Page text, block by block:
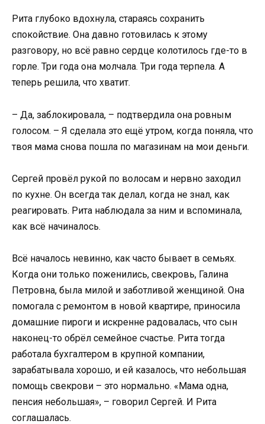
Рита глубоко вдохнула, стараясь сохранить
спокойствие. Она давно готовилась к этому
разговору, но всё равно сердце колотилось где-то в
горле. Три года она молчала. Три года терпела. А
теперь решила, что хватит.
– Да, заблокировала, – подтвердила она ровным
голосом. – Я сделала это ещё утром, когда поняла, что
твоя мама снова пошла по магазинам на мои деньги.
Сергей провёл рукой по волосам и нервно заходил
по кухне. Он всегда так делал, когда не знал, как
реагировать. Рита наблюдала за ним и вспоминала,
как всё начиналось.
Всё началось невинно, как часто бывает в семьях.
Когда они только поженились, свекровь, Галина
Петровна, была милой и заботливой женщиной. Она
помогала с ремонтом в новой квартире, приносила
домашние пироги и искренне радовалась, что сын
наконец-то обрёл семейное счастье. Рита тогда
работала бухгалтером в крупной компании,
зарабатывала хорошо, и ей казалось, что небольшая
помощь свекрови – это нормально. «Мама одна,
пенсия небольшая», – говорил Сергей. И Рита
соглашалась.